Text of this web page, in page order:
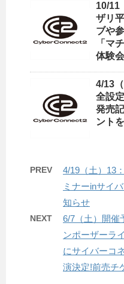
10/11
ザリ
ブや
「マ
体験
4/13
全設
発売
ント
PREV
4/19（土）13
ミナーinサイ
知らせ
NEXT
6/7（土）開催
ンポーザーラ
にサイバーコ
演決定!前売チ